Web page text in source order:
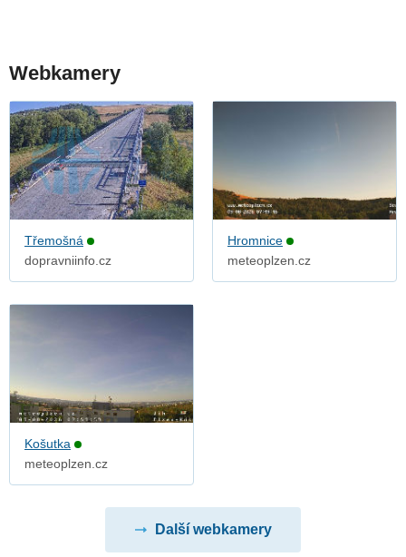
Webkamery
Třemošná
dopravniinfo.cz
Hromnice
meteoplzen.cz
Košutka
meteoplzen.cz
Další webkamery